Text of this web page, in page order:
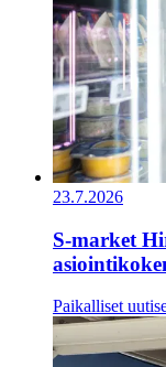
23.7.2026
S-market
Paikalliset